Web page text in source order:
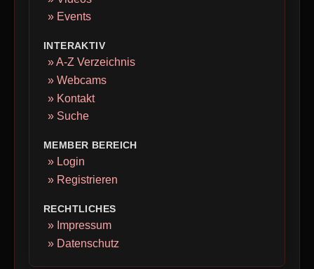
» Events
INTERAKTIV
» A-Z Verzeichnis
» Webcams
» Kontakt
» Suche
MEMBER BEREICH
» Login
» Registrieren
RECHTLICHES
» Impressum
» Datenschutz